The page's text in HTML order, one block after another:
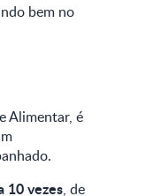
bem no
Alimentar, é
10 vezes, de